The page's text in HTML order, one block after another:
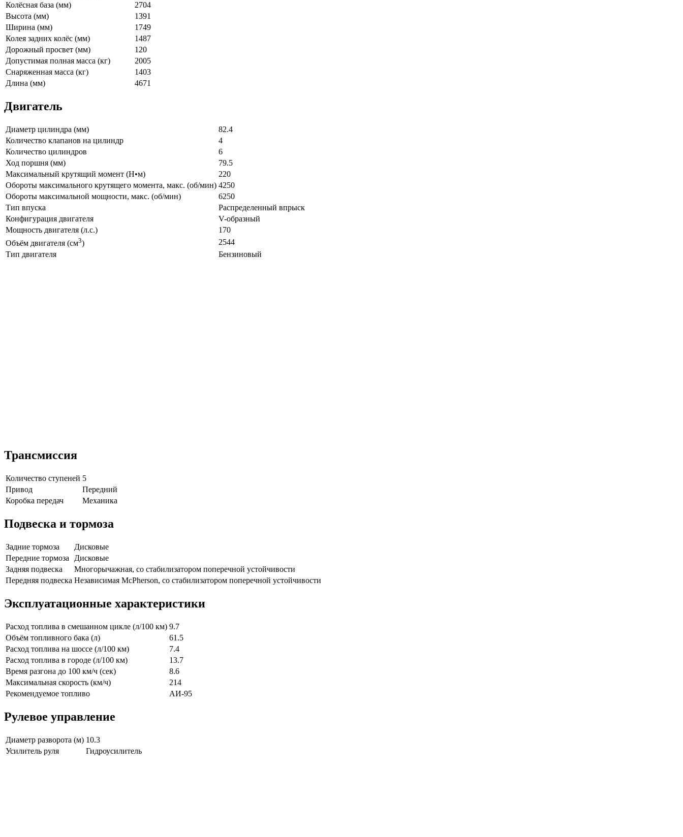
Колёсная база (мм)
2704
Высота (мм)
1391
Ширина (мм)
1749
Колея задних колёс (мм)
1487
Дорожный просвет (мм)
120
Допустимая полная масса (кг)
2005
Снаряженная масса (кг)
1403
Длина (мм)
4671
Двигатель
Диаметр цилиндра (мм)
82.4
Количество клапанов на цилиндр
4
Количество цилиндров
6
Ход поршня (мм)
79.5
Максимальный крутящий момент (Н•м)
220
Обороты максимального крутящего момента, макс. (об/мин) 4250
Обороты максимальной мощности, макс. (об/мин)
6250
Тип впуска
Распределенный впрыск
Конфигурация двигателя
V-образный
Мощность двигателя (л.с.)
170
Объём двигателя (см3)
2544
Тип двигателя
Бензиновый
Трансмиссия
Количество ступеней 5
Привод
Передний
Коробка передач
Механика
Подвеска и тормоза
Задние тормоза
Дисковые
Передние тормоза
Дисковые
Задняя подвеска
Многорычажная, со стабилизатором поперечной устойчивости
Передняя подвеска Независимая McPherson, со стабилизатором поперечной устойчивости
Эксплуатационные характеристики
Расход топлива в смешанном цикле (л/100 км) 9.7
Объём топливного бака (л)
61.5
Расход топлива на шоссе (л/100 км)
7.4
Расход топлива в городе (л/100 км)
13.7
Время разгона до 100 км/ч (сек)
8.6
Максимальная скорость (км/ч)
214
Рекомендуемое топливо
АИ-95
Рулевое управление
Диаметр разворота (м) 10.3
Усилитель руля
Гидроусилитель